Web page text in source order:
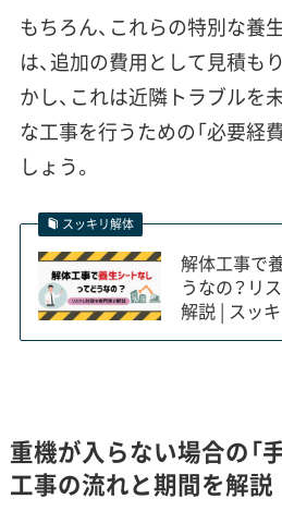
もちろん、これらの特別な養
は、追加の費用として見積も
かし、これは近隣トラブルを
な工事を行うための「必要経
しょう。
スッキリ解体
解体工事で
うなの？リ
解説 | スッ
重機が入らない場合の「
工事の流れと期間を解説